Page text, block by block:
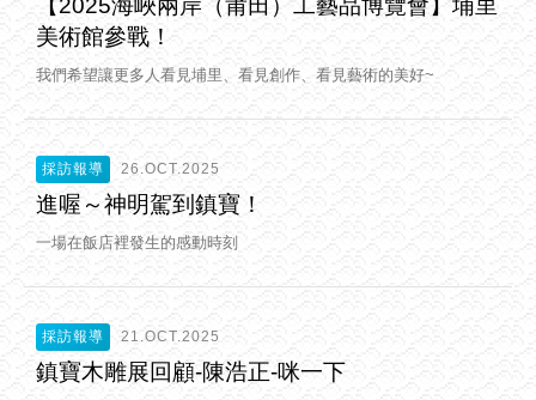
【2025海峽兩岸（莆田）工藝品博覽會】埔里
美術館參戰！
我們希望讓更多人看見埔里、看見創作、看見藝術的美好~
採訪報導 26.OCT.2025
進喔～神明駕到鎮寶！
一場在飯店裡發生的感動時刻
採訪報導 21.OCT.2025
鎮寶木雕展回顧-陳浩正-咪一下